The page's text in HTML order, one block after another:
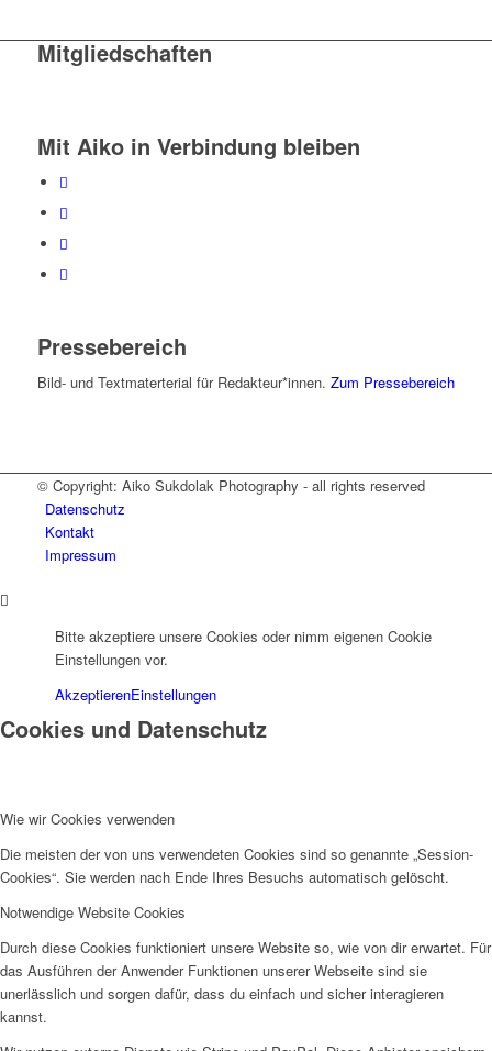
Mitgliedschaften
Mit Aiko in Verbindung bleiben
Pressebereich
Bild- und Textmaterterial für Redakteur*innen. Zum Pressebereich
© Copyright: Aiko Sukdolak Photography - all rights reserved
Datenschutz
Kontakt
Impressum
Bitte akzeptiere unsere Cookies oder nimm eigenen Cookie
Einstellungen vor.
AkzeptierenEinstellungen
Cookies und Datenschutz
Wie wir Cookies verwenden
Die meisten der von uns verwendeten Cookies sind so genannte „Session-
Cookies“. Sie werden nach Ende Ihres Besuchs automatisch gelöscht.
Notwendige Website Cookies
Durch diese Cookies funktioniert unsere Website so, wie von dir erwartet. Für
das Ausführen der Anwender Funktionen unserer Webseite sind sie
unerlässlich und sorgen dafür, dass du einfach und sicher interagieren
kannst.